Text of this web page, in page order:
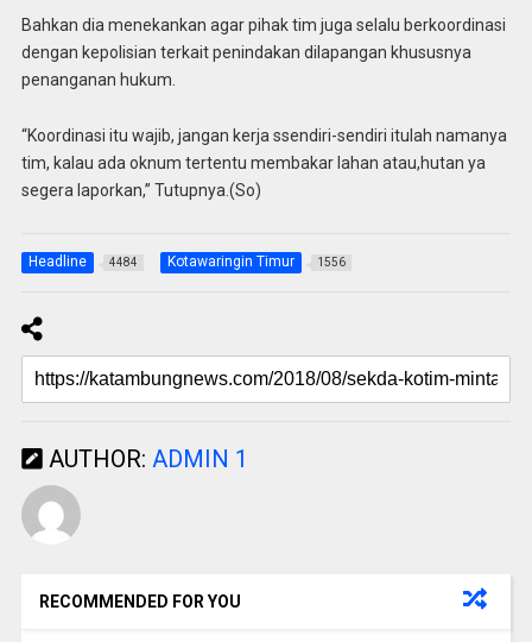
Bahkan dia menekankan agar pihak tim juga selalu berkoordinasi
dengan kepolisian terkait penindakan dilapangan khususnya
penanganan hukum.
“Koordinasi itu wajib, jangan kerja ssendiri-sendiri itulah namanya
tim, kalau ada oknum tertentu membakar lahan atau,hutan ya
segera laporkan,” Tutupnya.(So)
Headline 4484 Kotawaringin Timur 1556
AUTHOR: ADMIN 1
RECOMMENDED FOR YOU